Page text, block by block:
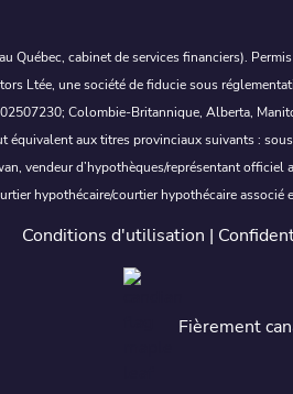
Québec, cabinet de services financiers).
Ltée, une société de fiducie sous
Colombie-Britannique, Alberta,
aux titres provinciaux suivants :
vendeur d’hypothèques/représentant
hypothécaire/courtier hypothécaire
Conditions d'utilisation |
Fièrement